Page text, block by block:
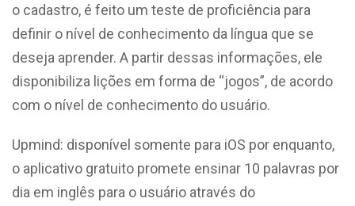
o cadastro, é feito um teste de proficiência para
definir o nível de conhecimento da língua que se
deseja aprender. A partir dessas informações, ele
disponibiliza lições em forma de “jogos”, de acordo
com o nível de conhecimento do usuário.
Upmind: disponível somente para iOS por enquanto,
o aplicativo gratuito promete ensinar 10 palavras por
dia em inglês para o usuário através do